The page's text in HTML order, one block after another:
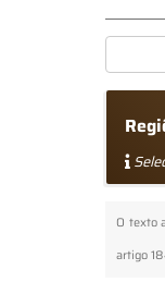
O texto
artigo